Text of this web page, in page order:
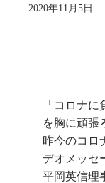
2020年11月5日
「コロナ
を胸に頑張
昨今のコロ
デオメッセ
平岡英信理